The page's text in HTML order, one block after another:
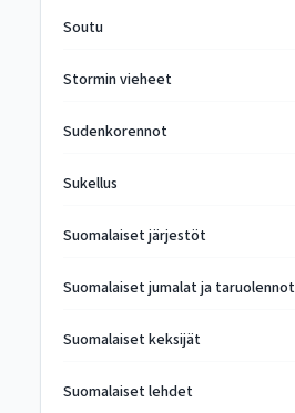
Soutu
Stormin vieheet
Sudenkorennot
Sukellus
Suomalaiset järjestöt
Suomalaiset jumalat ja taruolennot
Suomalaiset keksijät
Suomalaiset lehdet